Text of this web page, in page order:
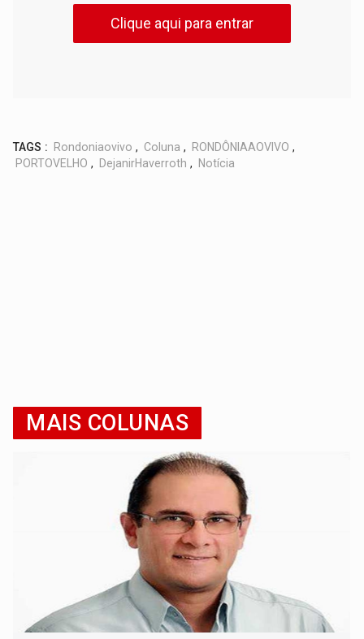
Clique aqui para entrar
TAGS : Rondoniaovivo , Coluna , RONDÔNIAAOVIVO ,
PORTOVELHO , DejanirHaverroth , Notícia
MAIS COLUNAS